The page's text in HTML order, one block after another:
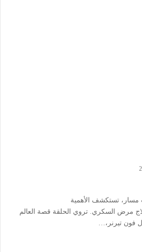
تستكشف الأهمية
مرض السكري. تروي الحلقة قصة العالم
فون تيرنر،…